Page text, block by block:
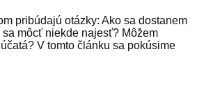
pribúdajú otázky: Ako sa dostanem
môcť niekde najesť? Môžem
V tomto článku sa pokúsime